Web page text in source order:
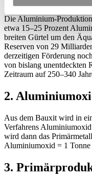
Die Aluminium-
etwa 15–25 Prozent
breiten Gürtel um den
Reserven von 29
derzeitigen Förderung
von bislang unentdeckten
Zeitraum auf 250–340
2.
Aus dem Bauxit wird in
Verfahrens
wird dann das
Aluminiumoxid = 1
3.